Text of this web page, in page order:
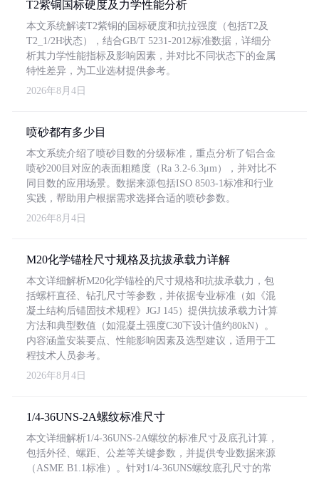
T2紫铜国标硬度及力学性能分析
本文系统解读T2紫铜的国标硬度和抗拉强度（包括T2及
T2_1/2H状态），结合GB/T 5231-2012标准数据，详细分
析其力学性能指标及影响因素，并对比不同状态下的金属
特性差异，为工业选材提供参考。
2026年8月4日
喷砂都有多少目
本文系统介绍了喷砂目数的分级标准，重点分析了铝合金
喷砂200目对应的表面粗糙度（Ra 3.2-6.3μm），并对比不
同目数的应用场景。数据来源包括ISO 8503-1标准和行业
实践，帮助用户根据需求选择合适的喷砂参数。
2026年8月4日
M20化学锚栓尺寸规格及抗拔承载力详解
本文详细解析M20化学锚栓的尺寸规格和抗拔承载力，包
括螺杆直径、钻孔尺寸等参数，并依据专业标准（如《混
凝土结构后锚固技术规程》JGJ 145）提供抗拔承载力计算
方法和典型数值（如混凝土强度C30下设计值约80kN）。
内容涵盖安装要点、性能影响因素及选型建议，适用于工
程技术人员参考。
2026年8月4日
1/4-36UNS-2A螺纹标准尺寸
本文详细解析1/4-36UNS-2A螺纹的标准尺寸及底孔计算，
包括外径、螺距、公差等关键参数，并提供专业数据来源
（ASME B1.1标准）。针对1/4-36UNS螺纹底孔尺寸的常